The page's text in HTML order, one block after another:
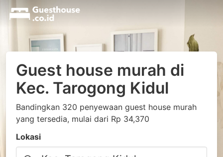
Guest house murah di
Kec. Tarogong Kidul
Bandingkan 320 penyewaan guest house murah
yang tersedia, mulai dari Rp 34,370
Lokasi